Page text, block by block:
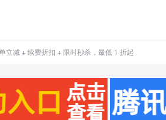
立减 + 续费折扣 + 限时秒杀，最低 1 折起